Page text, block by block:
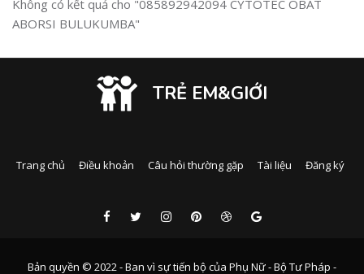
Không có kết quả cho "085892942094 CYTOTEC OBAT
ABORSI BULUKUMBA"
TRẺ EM&GIỚI
Trang chủ Điều khoản Câu hỏi thường gặp Tài liệu Đăng ký
Bản quyền © 2022 - Ban vì sự tiến bộ của Phụ Nữ - Bộ Tư Pháp -